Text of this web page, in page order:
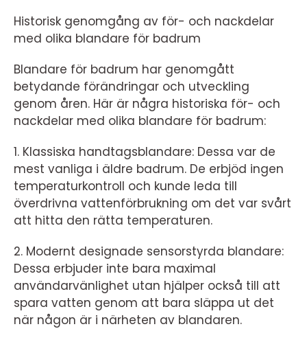
Historisk genomgång av för- och nackdelar
med olika blandare för badrum
Blandare för badrum har genomgått
betydande förändringar och utveckling
genom åren. Här är några historiska för- och
nackdelar med olika blandare för badrum:
1. Klassiska handtagsblandare: Dessa var de
mest vanliga i äldre badrum. De erbjöd ingen
temperaturkontroll och kunde leda till
överdrivna vattenförbrukning om det var svårt
att hitta den rätta temperaturen.
2. Modernt designade sensorstyrda blandare:
Dessa erbjuder inte bara maximal
användarvänlighet utan hjälper också till att
spara vatten genom att bara släppa ut det
när någon är i närheten av blandaren.